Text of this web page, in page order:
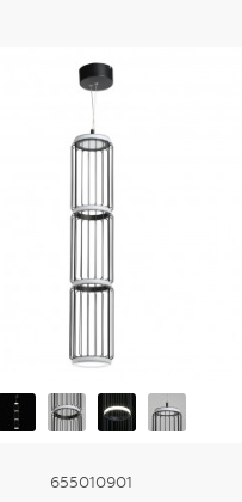
655010901